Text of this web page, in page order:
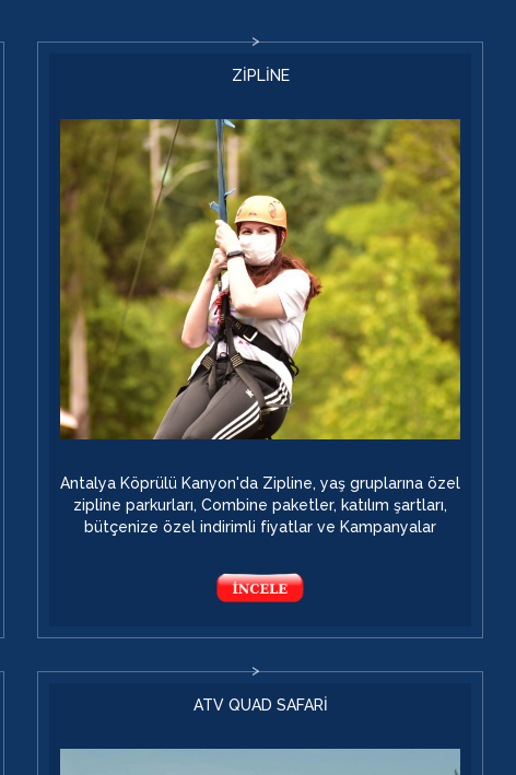
ZİPLİNE
Antalya Köprülü Kanyon'da Zipline, yaş gruplarına özel
zipline parkurları, Combine paketler, katılım şartları,
bütçenize özel indirimli fiyatlar ve Kampanyalar
ATV QUAD SAFARİ